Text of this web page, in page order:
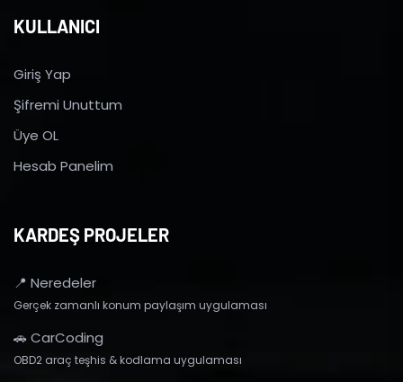
KULLANICI
Giriş Yap
Şifremi Unuttum
Üye OL
Hesab Panelim
KARDEŞ PROJELER
📍 Neredeler
Gerçek zamanlı konum paylaşım uygulaması
🚗 CarCoding
OBD2 araç teşhis & kodlama uygulaması